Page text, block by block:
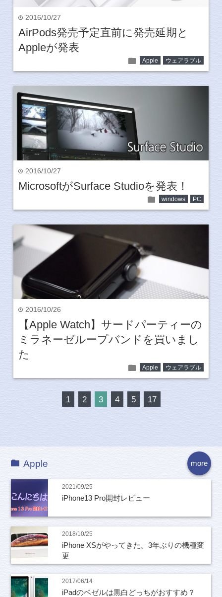
time 2016/10/27
AirPods発売予定直前に発売延期と
Appleが発表
folder Apple ウェアラブル
time 2016/10/27
MicrosoftがSurface Studioを発表！
folder windows PC
time 2016/10/26
【Apple Watch】サードパーティーの
ミラネーゼループバンドを買いまし
た
folder Apple ウェアラブル
1 2 3 4 5 17
more
Apple
2021/09/25
iPhone13 Pro開封レビュー
2018/10/25
iPhone XSがやってきた。3年ぶりの機種変
更
2017/06/14
iPadのベゼルは黒白どっちがおすすめ？